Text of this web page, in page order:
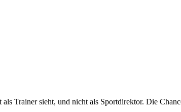
Trainer sieht, und nicht als Sportdirektor. Die